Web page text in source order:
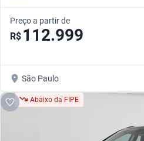
Preço a partir de
R$ 112.999
São Paulo
Abaixo da FIPE